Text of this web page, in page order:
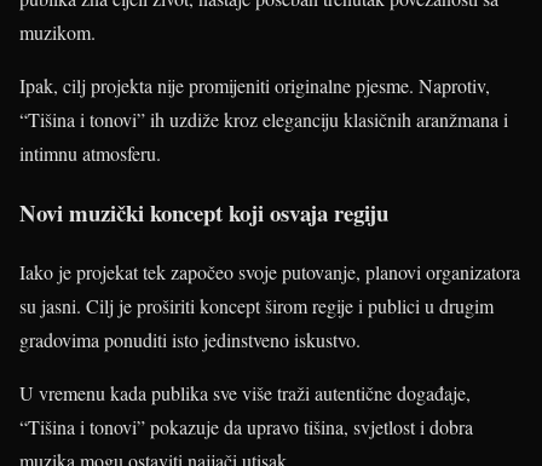
muzikom.
Ipak, cilj projekta nije promijeniti originalne pjesme. Naprotiv,
“Tišina i tonovi” ih uzdiže kroz eleganciju klasičnih aranžmana i
intimnu atmosferu.
Novi muzički koncept koji osvaja regiju
Iako je projekat tek započeo svoje putovanje, planovi organizatora
su jasni. Cilj je proširiti koncept širom regije i publici u drugim
gradovima ponuditi isto jedinstveno iskustvo.
U vremenu kada publika sve više traži autentične događaje,
“Tišina i tonovi” pokazuje da upravo tišina, svjetlost i dobra
muzika mogu ostaviti najjači utisak.